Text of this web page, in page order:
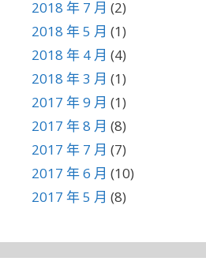
2018 年 7 月 (2)
2018 年 5 月 (1)
2018 年 4 月 (4)
2018 年 3 月 (1)
2017 年 9 月 (1)
2017 年 8 月 (8)
2017 年 7 月 (7)
2017 年 6 月 (10)
2017 年 5 月 (8)